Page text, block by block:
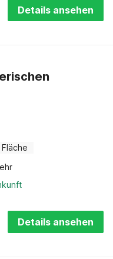
Details ansehen
Fläche
Details ansehen